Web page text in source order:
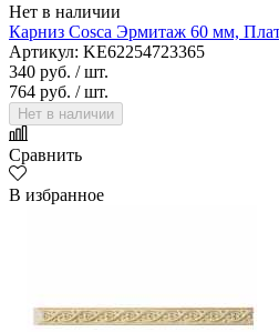
Нет в наличии
Карниз Cosca Эрмитаж 60 мм,
Артикул: KE62254723365
340 руб. / шт.
764 руб. / шт.
Нет в наличии
Сравнить
В избранное